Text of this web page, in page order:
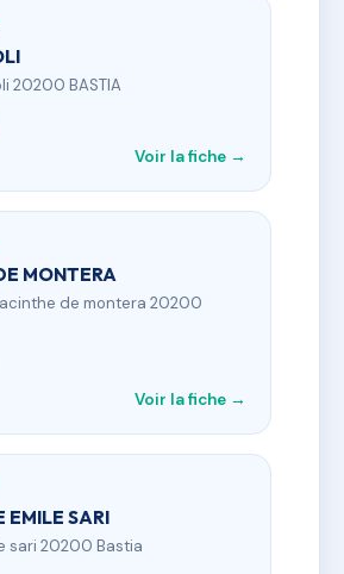
20200 BASTIA
Voir la fiche →
MONTERA
de montera 20200
Voir la fiche →
EMILE SARI
sari 20200 Bastia